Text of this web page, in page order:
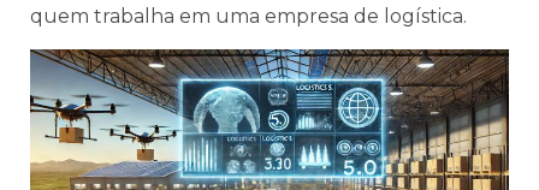
quem trabalha em uma empresa de logística.